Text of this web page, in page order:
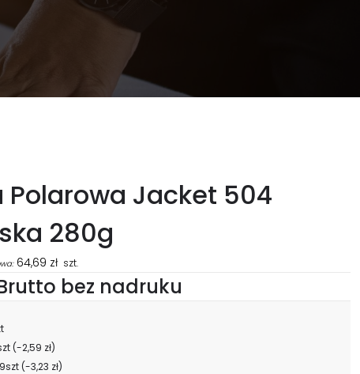
Polarowa Jacket 504
280g
64,69 zł szt.
bez nadruku
(-2,59 zł)
(-3,23 zł)